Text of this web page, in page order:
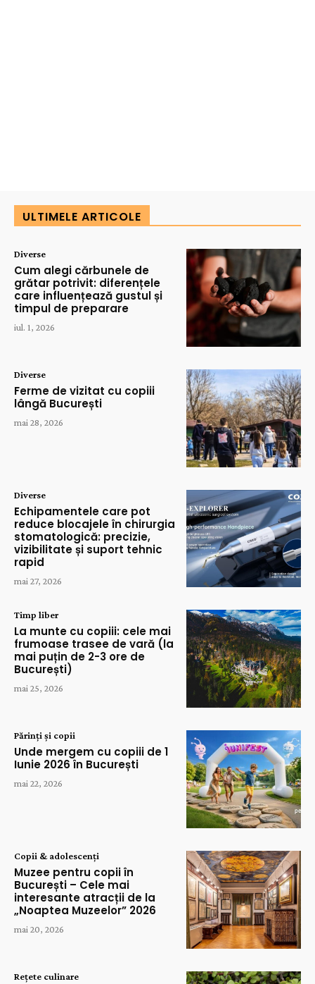
ULTIMELE ARTICOLE
Diverse
Cum alegi cărbunele de
grătar potrivit: diferențele
care influențează gustul și
timpul de preparare
iul. 1, 2026
Diverse
Ferme de vizitat cu copiii
lângă București
mai 28, 2026
Diverse
Echipamentele care pot
reduce blocajele în chirurgia
stomatologică: precizie,
vizibilitate și suport tehnic
rapid
mai 27, 2026
Timp liber
La munte cu copiii: cele mai
frumoase trasee de vară (la
mai puțin de 2-3 ore de
București)
mai 25, 2026
Părinți și copii
Unde mergem cu copiii de 1
Iunie 2026 în București
mai 22, 2026
Copii & adolescenți
Muzee pentru copii în
București – Cele mai
interesante atracții de la
„Noaptea Muzeelor” 2026
mai 20, 2026
Rețete culinare